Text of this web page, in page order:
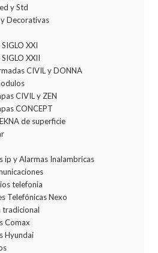
y Std
Decorativas
XXI
XXII
CIVIL y DONNA
CIVIL y ZEN
CONCEPT
de superficie
ip y Alarmas Inalambricas
telefonia
Telefónicas Nexo
tradicional
Comax
Hyundai